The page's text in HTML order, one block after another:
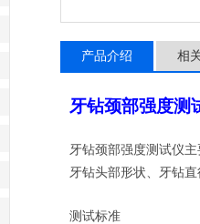
产品介绍 相
牙钻颈部强度测
牙钻颈部强度测试仪
牙钻头部形状、牙钻
测试标准